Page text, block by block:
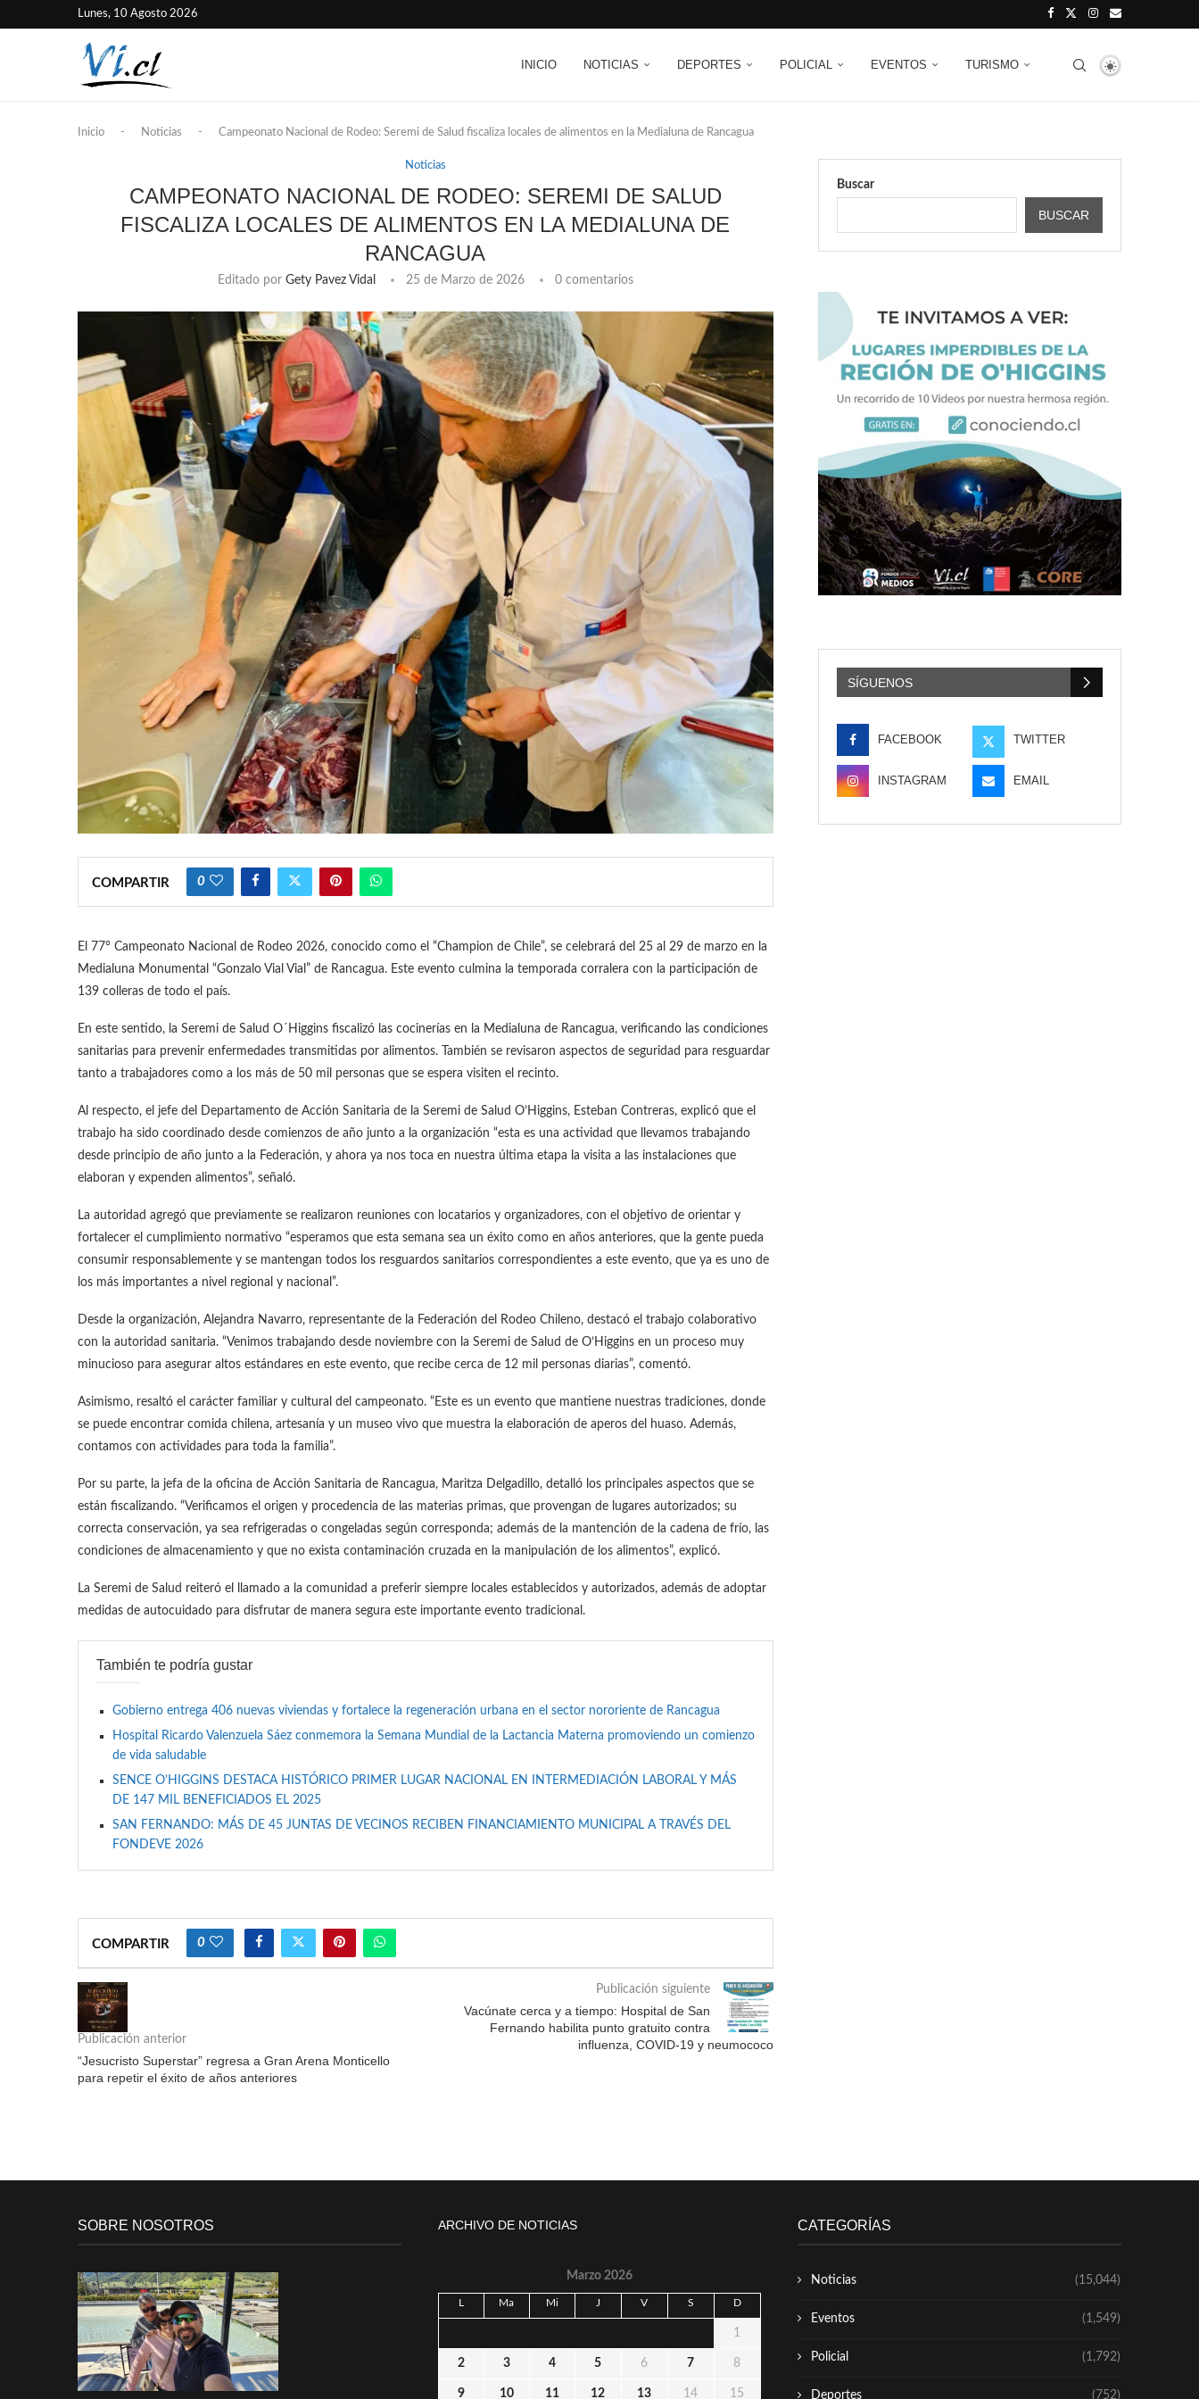
Lunes, 10 Agosto 2026
INICIO NOTICIAS DEPORTES POLICIAL EVENTOS TURISMO
Inicio - Noticias - Campeonato Nacional de Rodeo: Seremi de Salud fiscaliza locales de alimentos en la Medialuna de Rancagua
Noticias
CAMPEONATO NACIONAL DE RODEO: SEREMI DE SALUD
FISCALIZA LOCALES DE ALIMENTOS EN LA MEDIALUNA DE
RANCAGUA
Editado por Gety Pavez Vidal 25 de Marzo de 2026 0 comentarios
COMPARTIR 0
El 77° Campeonato Nacional de Rodeo 2026, conocido como el “Champion de Chile”, se celebrará del 25 al 29 de marzo en la
Medialuna Monumental “Gonzalo Vial Vial” de Rancagua. Este evento culmina la temporada corralera con la participación de
139 colleras de todo el país.
En este sentido, la Seremi de Salud O´Higgins fiscalizó las cocinerías en la Medialuna de Rancagua, verificando las condiciones
sanitarias para prevenir enfermedades transmitidas por alimentos. También se revisaron aspectos de seguridad para resguardar
tanto a trabajadores como a los más de 50 mil personas que se espera visiten el recinto.
Al respecto, el jefe del Departamento de Acción Sanitaria de la Seremi de Salud O’Higgins, Esteban Contreras, explicó que el
trabajo ha sido coordinado desde comienzos de año junto a la organización “esta es una actividad que llevamos trabajando
desde principio de año junto a la Federación, y ahora ya nos toca en nuestra última etapa la visita a las instalaciones que
elaboran y expenden alimentos”, señaló.
La autoridad agregó que previamente se realizaron reuniones con locatarios y organizadores, con el objetivo de orientar y
fortalecer el cumplimiento normativo “esperamos que esta semana sea un éxito como en años anteriores, que la gente pueda
consumir responsablemente y se mantengan todos los resguardos sanitarios correspondientes a este evento, que ya es uno de
los más importantes a nivel regional y nacional”.
Desde la organización, Alejandra Navarro, representante de la Federación del Rodeo Chileno, destacó el trabajo colaborativo
con la autoridad sanitaria. “Venimos trabajando desde noviembre con la Seremi de Salud de O’Higgins en un proceso muy
minucioso para asegurar altos estándares en este evento, que recibe cerca de 12 mil personas diarias”, comentó.
Asimismo, resaltó el carácter familiar y cultural del campeonato. “Este es un evento que mantiene nuestras tradiciones, donde
se puede encontrar comida chilena, artesanía y un museo vivo que muestra la elaboración de aperos del huaso. Además,
contamos con actividades para toda la familia”.
Por su parte, la jefa de la oficina de Acción Sanitaria de Rancagua, Maritza Delgadillo, detalló los principales aspectos que se
están fiscalizando. “Verificamos el origen y procedencia de las materias primas, que provengan de lugares autorizados; su
correcta conservación, ya sea refrigeradas o congeladas según corresponda; además de la mantención de la cadena de frío, las
condiciones de almacenamiento y que no exista contaminación cruzada en la manipulación de los alimentos”, explicó.
La Seremi de Salud reiteró el llamado a la comunidad a preferir siempre locales establecidos y autorizados, además de adoptar
medidas de autocuidado para disfrutar de manera segura este importante evento tradicional.
También te podría gustar
Gobierno entrega 406 nuevas viviendas y fortalece la regeneración urbana en el sector nororiente de Rancagua
Hospital Ricardo Valenzuela Sáez conmemora la Semana Mundial de la Lactancia Materna promoviendo un comienzo
de vida saludable
SENCE O’HIGGINS DESTACA HISTÓRICO PRIMER LUGAR NACIONAL EN INTERMEDIACIÓN LABORAL Y MÁS
DE 147 MIL BENEFICIADOS EL 2025
SAN FERNANDO: MÁS DE 45 JUNTAS DE VECINOS RECIBEN FINANCIAMIENTO MUNICIPAL A TRAVÉS DEL
FONDEVE 2026
COMPARTIR 0
Publicación anterior
“Jesucristo Superstar” regresa a Gran Arena Monticello
para repetir el éxito de años anteriores
Publicación siguiente
Vacúnate cerca y a tiempo: Hospital de San
Fernando habilita punto gratuito contra
influenza, COVID-19 y neumococo
Buscar
BUSCAR
SÍGUENOS
FACEBOOK TWITTER
INSTAGRAM EMAIL
SOBRE NOSOTROS ARCHIVO DE NOTICIAS
Marzo 2026
L Ma Mi J V S D
1
2 3 4 5 6 7 8
9 10 11 12 13 14 15
CATEGORÍAS
Noticias (15,044)
Eventos (1,549)
Policial (1,792)
Deportes (752)